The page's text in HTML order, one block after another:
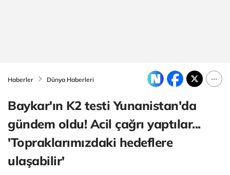
Haberler Dünya Haberleri
Baykar'ın K2 testi Yunanistan'da
gündem oldu! Acil çağrı yaptılar...
'Topraklarımızdaki hedeflere
ulaşabilir'